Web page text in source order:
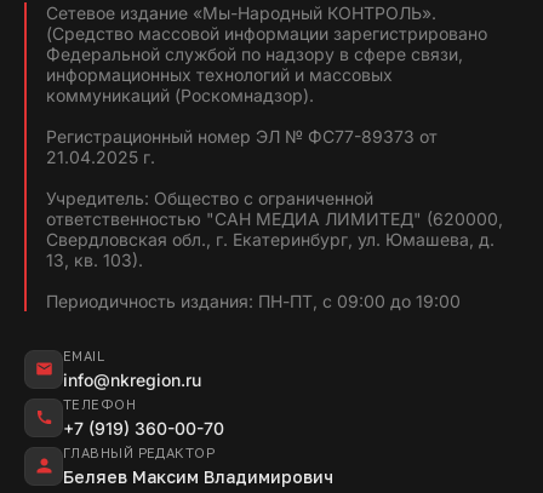
Сетевое издание «Мы-Народный КОНТРОЛЬ».
(Средство массовой информации зарегистрировано
Федеральной службой по надзору в сфере связи,
информационных технологий и массовых
коммуникаций (Роскомнадзор).
Регистрационный номер ЭЛ № ФС77-89373 от
21.04.2025 г.
Учредитель: Общество с ограниченной
ответственностью "САН МЕДИА ЛИМИТЕД" (620000,
Свердловская обл., г. Екатеринбург, ул. Юмашева, д.
13, кв. 103).
Периодичность издания: ПН-ПТ, с 09:00 до 19:00
EMAIL
info@nkregion.ru
ТЕЛЕФОН
+7 (919) 360-00-70
ГЛАВНЫЙ РЕДАКТОР
Беляев Максим Владимирович